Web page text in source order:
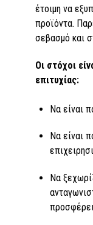
έτοιμη να
προϊόντα.
σεβασμό και
Οι στόχοι
επιτυχίας:
Να είναι
Να είναι
Να